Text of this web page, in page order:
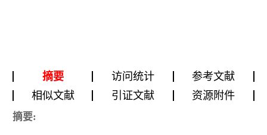
摘要 访问统计
参考文献
相似文献
引证文献 资源附件
摘要: